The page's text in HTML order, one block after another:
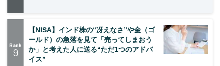
Rank
9
【NISA】インド株の“冴えなさ”や金（ゴ
ールド）の急落を見て「売ってしまおう
か」と考えた人に送る“ただ1つのアドバ
イス”